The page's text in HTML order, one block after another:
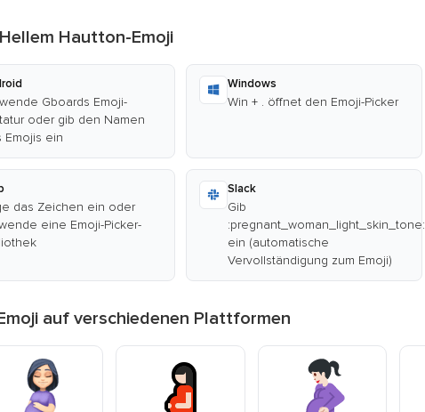
Hautton-Emoji
Gboards Emoji-
oder gib den Namen
Emojis ein
Windows
Win + . öffnet den Emoji-Picker
das Zeichen ein oder
eine Emoji-Picker-
Slack
Gib
:pregnant_woman_light_skin_tone:
ein (automatische
Vervollständigung zum Emoji)
auf verschiedenen Plattformen